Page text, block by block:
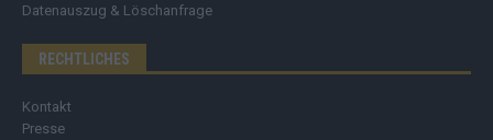
Datenauszug & Löschanfrage
RECHTLICHES
Kontakt
Presse